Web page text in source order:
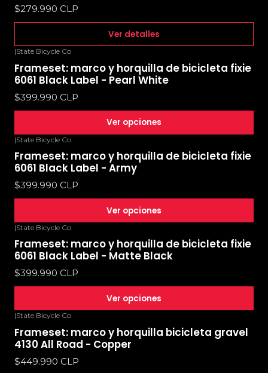
$279.990 CLP
Ver detalles
|State Bicycle Co
Frameset: marco y horquilla de bicicleta fixie
6061 Black Label - Pearl White
$399.990 CLP
Ver opciones
|State Bicycle Co
Frameset: marco y horquilla de bicicleta fixie
6061 Black Label - Army
$399.990 CLP
Ver opciones
|State Bicycle Co
Frameset: marco y horquilla de bicicleta fixie
6061 Black Label - Matte Black
$399.990 CLP
Ver opciones
|State Bicycle Co
Frameset: marco y horquilla bicicleta gravel
4130 All Road - Copper
$449.990 CLP